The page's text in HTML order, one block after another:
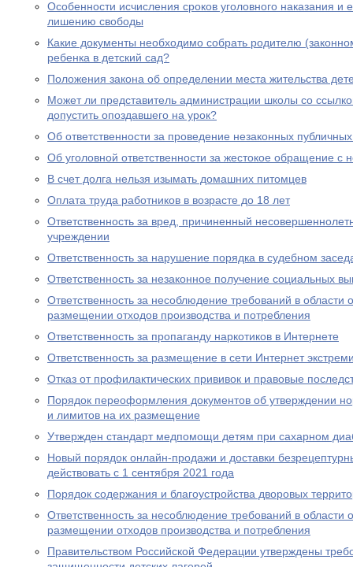
Особенности исчисления сроков уголовного наказания и
лишению свободы
Какие документы необходимо собрать родителю
ребенка в детский сад?
Положения закона об определении места жительства
Может ли представитель администрации школы со
допустить опоздавшего на урок?
Об ответственности за проведение незаконных
Об уголовной ответственности за жестокое обращение с
В счет долга нельзя изымать домашних питомцев
Оплата труда работников в возрасте до 18 лет
Ответственность за вред, причиненный
учреждении
Ответственность за нарушение порядка в судебном
Ответственность за незаконное получение социальных
Ответственность за несоблюдение требований в
размещении отходов производства и потребления
Ответственность за пропаганду наркотиков в Интернете
Ответственность за размещение в сети Интернет
Отказ от профилактических прививок и правовые
Порядок переоформления документов об утверждении
и лимитов на их размещение
Утвержден стандарт медпомощи детям при сахарном
Новый порядок онлайн-продажи и доставки
действовать с 1 сентября 2021 года
Порядок содержания и благоустройства дворовых
Ответственность за несоблюдение требований в
размещении отходов производства и потребления
Правительством Российской Федерации утверждены